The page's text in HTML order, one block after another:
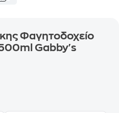
Φαγητοδοχείο
Gabby's